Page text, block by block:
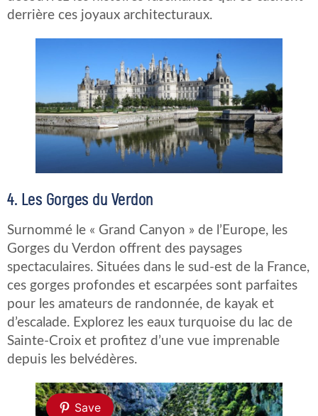
derrière ces joyaux architecturaux.
4. Les Gorges du Verdon
Surnommé le « Grand Canyon » de l’Europe, les
Gorges du Verdon offrent des paysages
spectaculaires. Situées dans le sud-est de la France,
ces gorges profondes et escarpées sont parfaites
pour les amateurs de randonnée, de kayak et
d’escalade. Explorez les eaux turquoise du lac de
Sainte-Croix et profitez d’une vue imprenable
depuis les belvédères.
Save